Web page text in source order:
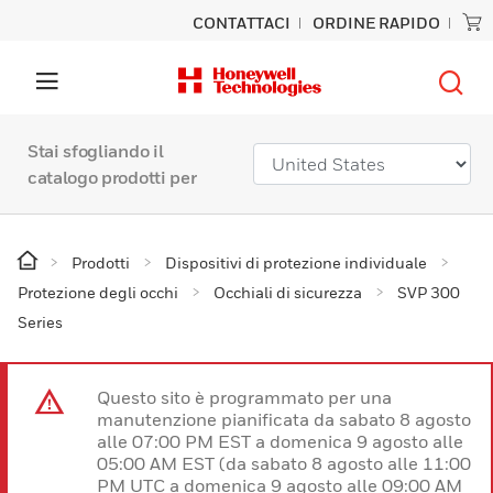
CONTATTACI ORDINE RAPIDO
Stai sfogliando il
catalogo prodotti per
Prodotti
Dispositivi di protezione individuale
Protezione degli occhi
Occhiali di sicurezza
SVP 300
Series
Questo sito è programmato per una
manutenzione pianificata da sabato 8 agosto
alle 07:00 PM EST a domenica 9 agosto alle
05:00 AM EST (da sabato 8 agosto alle 11:00
PM UTC a domenica 9 agosto alle 09:00 AM